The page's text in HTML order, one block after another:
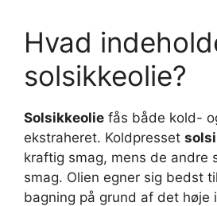
Hvad
solsikkeolie?
Solsikkeolie fås både kold-
ekstraheret. Koldpresset
kraftig smag, mens de andre
smag. Olien egner sig bedst
bagning på grund af det høje